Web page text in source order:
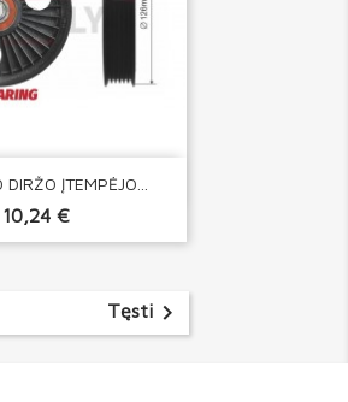
ĮTEMPĖJO...
10,24 €
peržiūra
Tęsti